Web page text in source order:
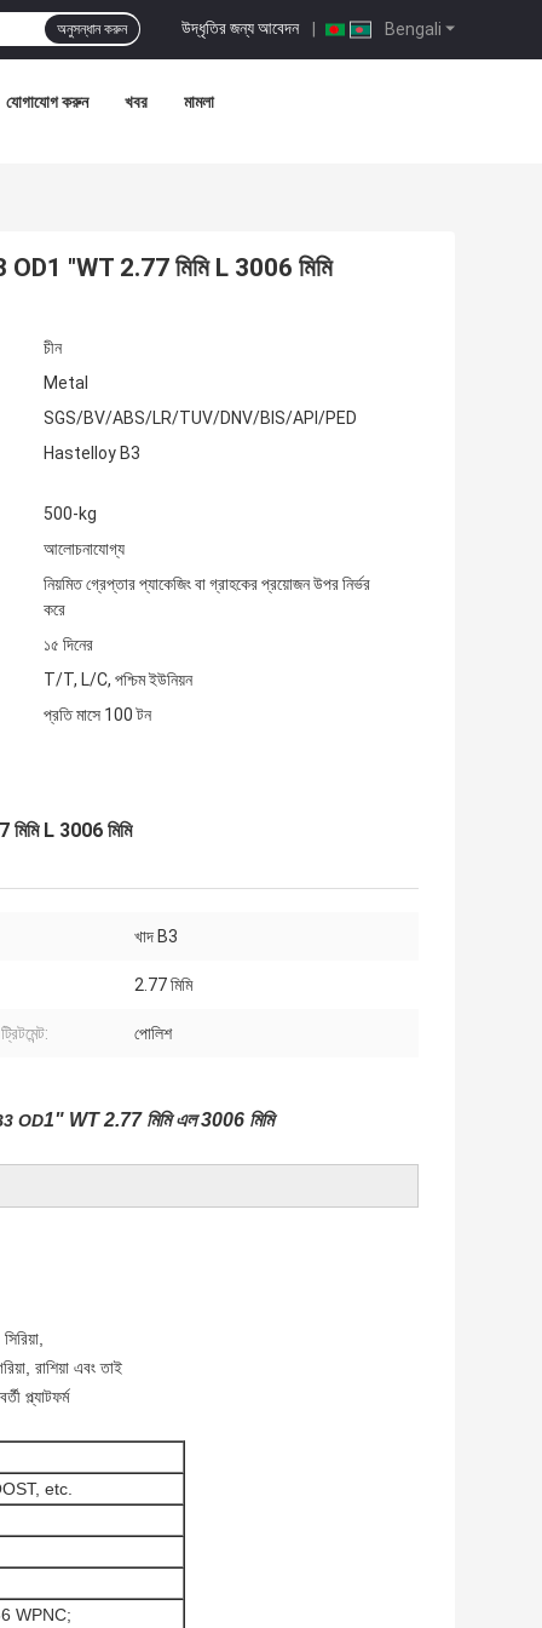
Bengali
উদ্ধৃতির জন্য আবেদন |
অনুসন্ধান করুন
যোগাযোগ করুন খবর মামলা
OD1 "WT 2.77 মিমি L 3006 মিমি
চীন
Metal
SGS/BV/ABS/LR/TUV/DNV/BIS/API/PED
Hastelloy B3
500-kg
আলোচনাযোগ্য
নিয়মিত গ্রেপ্তার প্যাকেজিং বা গ্রাহকের প্রয়োজন উপর নির্ভর
করে
১৫ দিনের
T/T, L/C, পশ্চিম ইউনিয়ন
প্রতি মাসে 100 টন
L 3006 মিমি
খাদ B3
2.77 মিমি
পোলিশ
OD1" WT 2.77 মিমি এল 3006 মিমি
রাশিয়া এবং তাই
প্ল্যাটফর্ম
etc.
WPNC;